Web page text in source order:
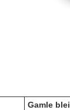
Gamle